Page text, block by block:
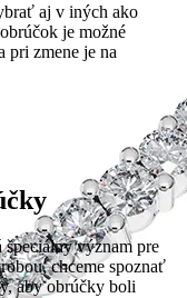
aj v iných ako
je možné
pri zmene je na
význam pre
chceme spoznať
aby obrúčky boli